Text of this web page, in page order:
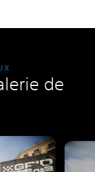
de